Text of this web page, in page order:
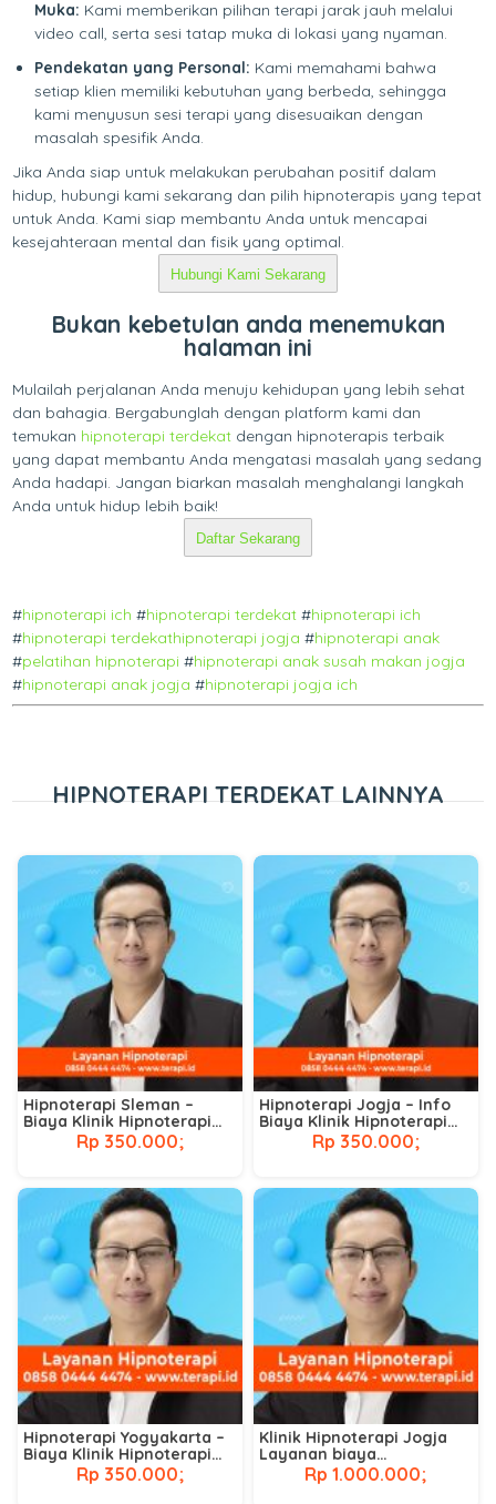
Muka: Kami memberikan pilihan terapi jarak jauh melalui
video call, serta sesi tatap muka di lokasi yang nyaman.
Pendekatan yang Personal: Kami memahami bahwa
setiap klien memiliki kebutuhan yang berbeda, sehingga
kami menyusun sesi terapi yang disesuaikan dengan
masalah spesifik Anda.
Jika Anda siap untuk melakukan perubahan positif dalam
hidup, hubungi kami sekarang dan pilih hipnoterapis yang tepat
untuk Anda. Kami siap membantu Anda untuk mencapai
kesejahteraan mental dan fisik yang optimal.
Hubungi Kami Sekarang
Bukan kebetulan anda menemukan
halaman ini
Mulailah perjalanan Anda menuju kehidupan yang lebih sehat
dan bahagia. Bergabunglah dengan platform kami dan
temukan hipnoterapi terdekat dengan hipnoterapis terbaik
yang dapat membantu Anda mengatasi masalah yang sedang
Anda hadapi. Jangan biarkan masalah menghalangi langkah
Anda untuk hidup lebih baik!
Daftar Sekarang
#hipnoterapi ich #hipnoterapi terdekat #hipnoterapi ich
#hipnoterapi terdekathipnoterapi jogja #hipnoterapi anak
#pelatihan hipnoterapi #hipnoterapi anak susah makan jogja
#hipnoterapi anak jogja #hipnoterapi jogja ich
HIPNOTERAPI TERDEKAT LAINNYA
Hipnoterapi Sleman –
Biaya Klinik Hipnoterapi
TerdekatRp 350.000;
Hipnoterapi Jogja – Info
Biaya Klinik Hipnoterapi
TerdekatRp 350.000;
Hipnoterapi Yogyakarta –
Biaya Klinik Hipnoterapi
TerdekatRp 350.000;
Klinik Hipnoterapi Jogja
Layanan biaya
hipnoterapi di jogja
Rp 1.000.000;